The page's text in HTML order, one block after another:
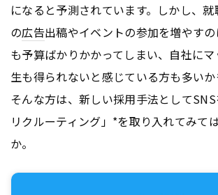
になると予測されています。しかし、
の広告出稿やイベントの参加を増やす
も予算ばかりかかってしまい、自社に
生も得られないと感じている方も多いか
そんな方は、新しい採用手法として
リクルーティング」*を取り入れてみて
か。